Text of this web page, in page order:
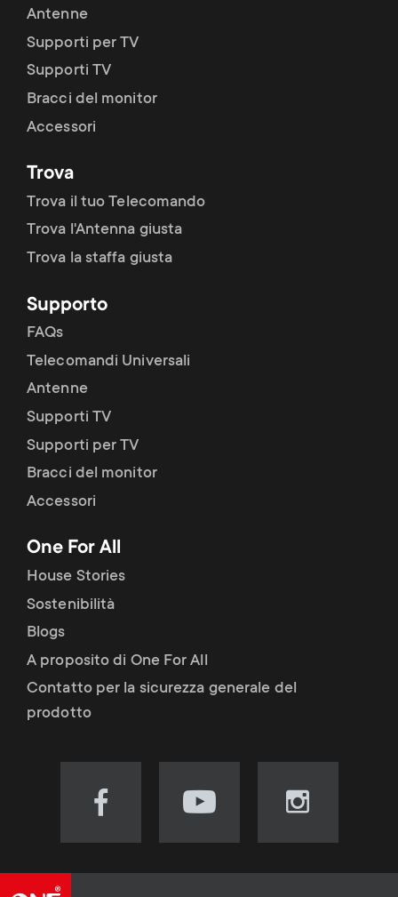
Antenne
Supporti per TV
Supporti TV
Bracci del monitor
Accessori
Trova
Trova il tuo Telecomando
Trova l'Antenna giusta
Trova la staffa giusta
Supporto
FAQs
Telecomandi Universali
Antenne
Supporti TV
Supporti per TV
Bracci del monitor
Accessori
One For All
House Stories
Sostenibilità
Blogs
A proposito di One For All
Contatto per la sicurezza generale del
prodotto
Visit
Visit
Visit